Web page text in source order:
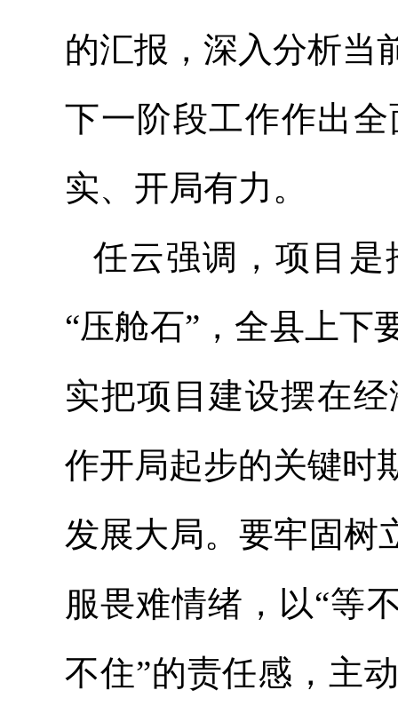
的汇报，深入分析当
下一阶段工作作出
实、开局有力。
任云强调，项目是
“压舱石”，全县上下
实把项目建设摆在
作开局起步的关键时
发展大局。要牢固树
服畏难情绪，以“等
不住”的责任感，主